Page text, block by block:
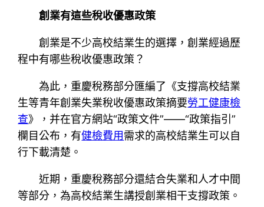
創業有這些稅收優惠政策
創業是不少高校結業生的選擇，創業經過歷
程中有哪些稅收優惠政策？
為此，重慶稅務部分匯編了《支撐高校結業
生等青年創業失業稅收優惠政策摘要勞工健康檢
查》，并在官方網站“政策文件”——“政策指引”
欄目公布，有健檢費用需求的高校結業生可以自
行下載清楚。
近期，重慶稅務部分還結合失業和人才中間
等部分，為高校結業生講授創業相干支撐政策。